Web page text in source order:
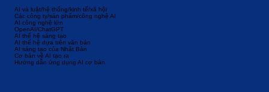
AI và luật/hệ thống/kinh tế/xã hội
Các công ty/sản phẩm/công nghệ AI
AI công nghệ lớn
OpenAI/ChatGPT
AI thế hệ sáng tạo
AI thế hệ dựa trên văn bản
AI sáng tạo của Nhật Bản
Cơ bản về AI tạo ra
Hướng dẫn ứng dụng AI cơ bản